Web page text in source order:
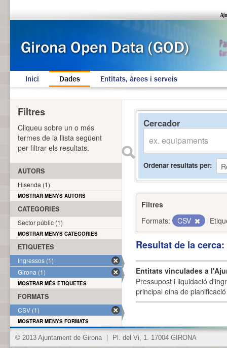
Inici Dades Entitats, àrees i serveis
Cercador
Ordenar resultats per
Filtres
Formats:
CSV
Resultat de la
Entitats vinculades a
Pressupost i liquidació
principal eina de
Filtres
Cliqueu sobre un o més
termes de la llista següent
per filtrar els resultats.
AUTORS
Hisenda (1)
MOSTRAR MENYS AUTORS
CATEGORIES
Sector públic (1)
MOSTRAR MENYS CATEGORIES
ETIQUETES
Ingressos (1)
Girona (1)
MOSTRAR MÉS ETIQUETES
FORMATS
CSV (1)
MOSTRAR MENYS FORMATS
© 2013 Ajuntament de Girona Pl. del Vi, 1. 17004 GIRONA